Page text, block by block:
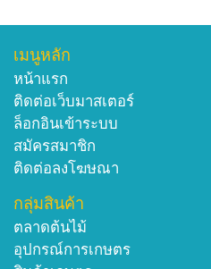
เมนูหลัก
หน้าแรก
ติดต่อเว็บมาสเตอร์
ล็อกอินเข้าระบบ
สมัครสมาชิก
ติดต่อลงโฆษณา
กลุ่มสินค้า
ตลาดต้นไม้
อุปกรณ์การเกษตร